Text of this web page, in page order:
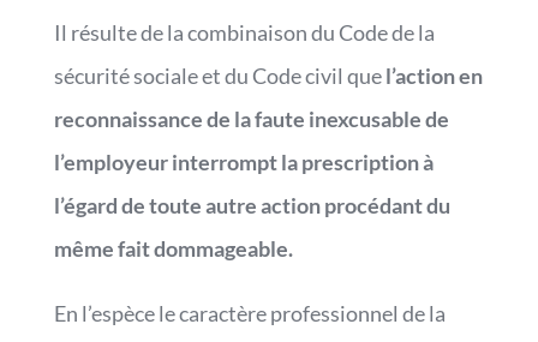
Il résulte de la combinaison du Code de la
sécurité sociale et du Code civil quel’action en
reconnaissance de la faute inexcusable de
l’employeur interrompt la prescription à
l’égard de toute autre action procédant du
même fait dommageable.
En l’espèce le caractère professionnel de la